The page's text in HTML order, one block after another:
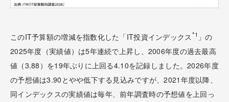
このIT予算額の増減を指数化した「IT投資インデックス*1 」の
2025年度（実績値）は5年連続で上昇し、2006年度の過去最高
値（3.88）を19年ぶりに上回る4.10を記録しました。2026年度
の予想値は3.90とやや低下する見込みですが、2021年度以降、
同インデックスの実績値は毎年、前年調査時の予想値を上回っ